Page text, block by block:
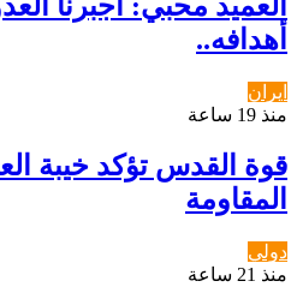
أهدافه..
ايران
منذ 19 ساعة
قوة القدس تؤكد خيبة
المقاومة
دولي
منذ 21 ساعة